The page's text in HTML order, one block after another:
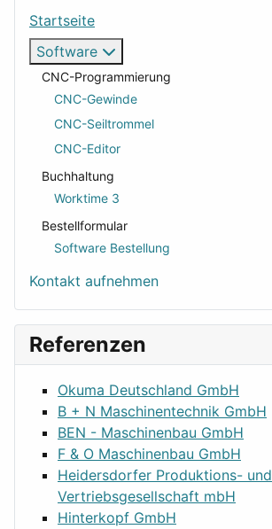
Startseite
Software
CNC-Programmierung
CNC-Gewinde
CNC-Seiltrommel
CNC-Editor
Buchhaltung
Worktime 3
Bestellformular
Software Bestellung
Kontakt aufnehmen
Referenzen
Okuma Deutschland GmbH
B + N Maschinentechnik GmbH
BEN - Maschinenbau GmbH
F & O Maschinenbau GmbH
Heidersdorfer Produktions- und
Vertriebsgesellschaft mbH
Hinterkopf GmbH